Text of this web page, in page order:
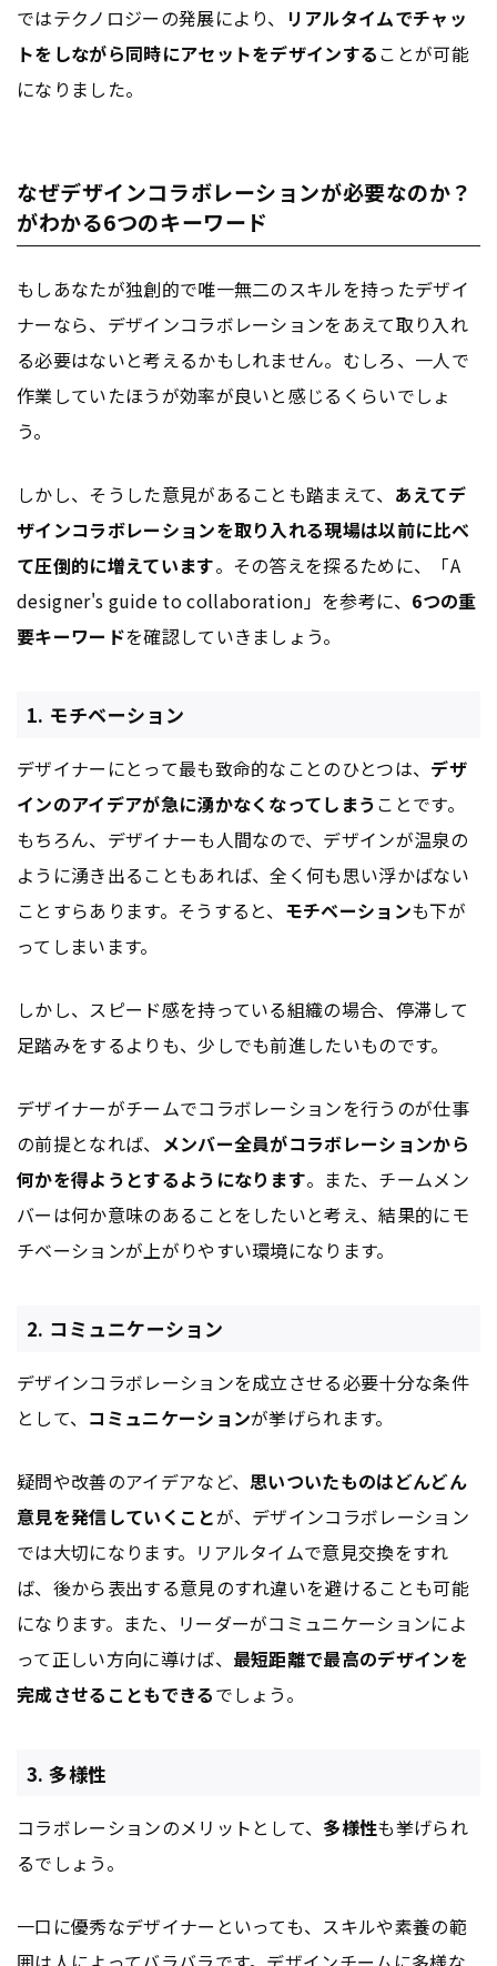
ではテクノロジーの発展により、
リアルタイムでチャッ
トをしながら同時にアセットをデザインすることが可能
になりました。
なぜデザインコラボレーションが必要なのか？
がわかる6つのキーワード
もしあなたが独創的で唯一無二のスキルを持ったデザイ
ナーなら、デザインコラボレーションをあえて取り入れ
る必要はないと考えるかもしれません。むしろ、一人で
作業していたほうが効率が良いと感じるくらいでしょ
う。
しかし、そうした意見があることも踏まえて、 あえてデ
ザインコラボレーションを取り入れる現場は以前に比べ
て圧倒的に増えています。その答えを探るために、「A
designer's guide to collaboration」を参考に、 6つの重
要キーワードを確認していきましょう。
1. モチベーション
デザイナーにとって最も致命的なことのひとつは、 デザ
インのアイデアが急に湧かなくなってしまうことです。
もちろん、デザイナーも人間なので、デザインが温泉の
ように湧き出ることもあれば、全く何も思い浮かばない
ことすらあります。そうすると、 モチベーションも下が
ってしまいます。
しかし、スピード感を持っている組織の場合、停滞して
足踏みをするよりも、少しでも前進したいものです。
デザイナーがチームでコラボレーションを行うのが仕事
の前提となれば、 メンバー全員がコラボレーションから
何かを得ようとするようになります。また、チームメン
バーは何か意味のあることをしたいと考え、結果的にモ
チベーションが上がりやすい環境になります。
2. コミュニケーション
デザインコラボレーションを成立させる必要十分な条件
として、 コミュニケーションが挙げられます。
疑問や改善のアイデアなど、思いついたものはどんどん
意見を発信していくことが、デザインコラボレーション
では大切になります。リアルタイムで意見交換をすれ
ば、後から表出する意見のすれ違いを避けることも可能
になります。また、リーダーがコミュニケーションによ
って正しい方向に導けば、 最短距離で最高のデザインを
完成させることもできるでしょう。
3. 多様性
コラボレーションのメリットとして、 多様性も挙げられ
るでしょう。
一口に優秀なデザイナーといっても、スキルや素養の範